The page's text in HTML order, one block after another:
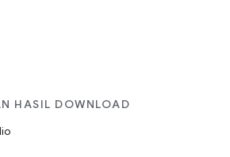
HASIL DOWNLOAD